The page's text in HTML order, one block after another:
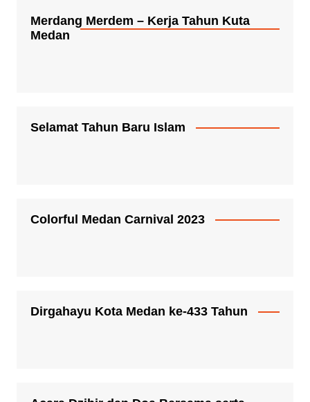
Merdang Merdem – Kerja Tahun Kuta
Medan
Selamat Tahun Baru Islam
Colorful Medan Carnival 2023
Dirgahayu Kota Medan ke-433 Tahun